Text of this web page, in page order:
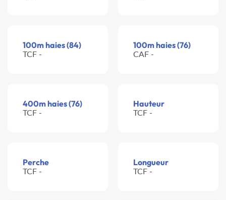
100m haies (84)
TCF -
100m haies (76)
CAF -
400m haies (76)
TCF -
Hauteur
TCF -
Perche
TCF -
Longueur
TCF -